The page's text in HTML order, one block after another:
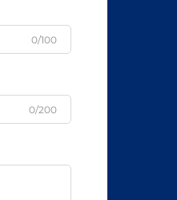
0/100
0/200